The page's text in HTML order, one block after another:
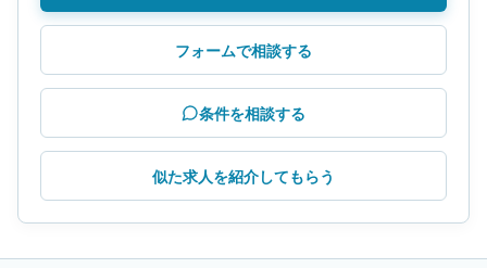
フォームで相談する
条件を相談する
似た求人を紹介してもらう